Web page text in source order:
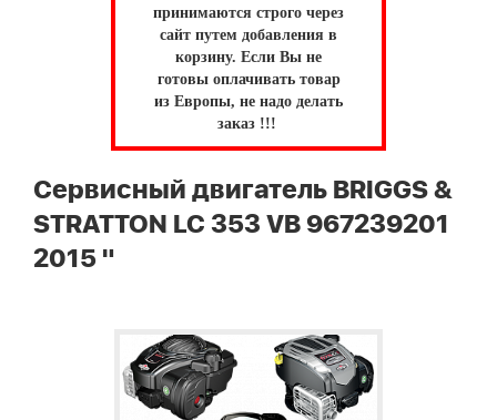
принимаются строго через
сайт путем добавления в
корзину. Если Вы не
готовы оплачивать товар
из Европы, не надо делать
заказ !!!
Сервисный двигатель BRIGGS &
STRATTON LC 353 VB 967239201
2015 "